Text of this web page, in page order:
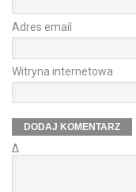
Adres email
Witryna internetowa
Δ